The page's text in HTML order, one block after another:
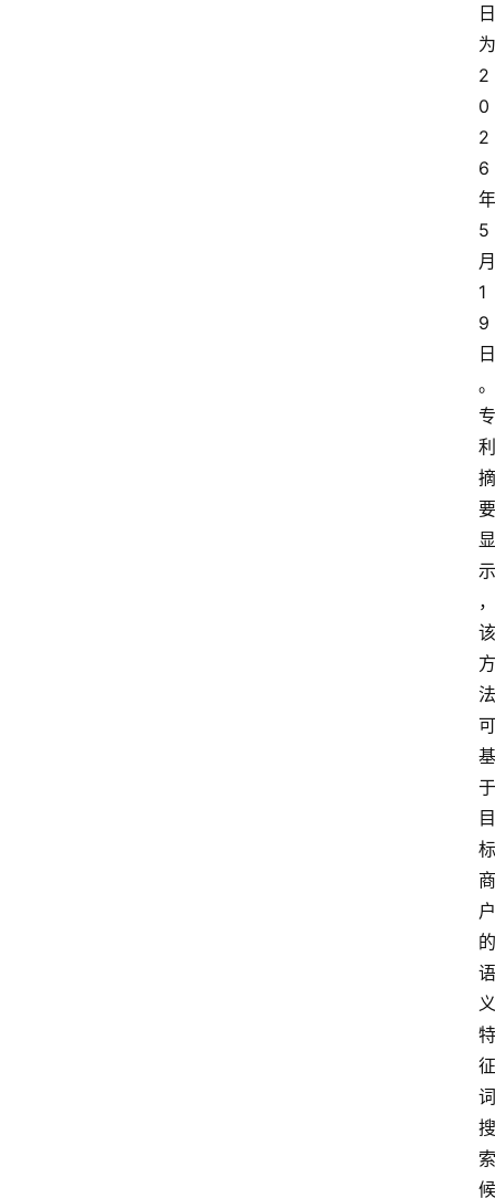
日
为
2
0
2
6
年
5
月
1
9
日
。
专
利
摘
要
显
示
，
该
方
法
可
基
于
目
标
商
户
的
语
义
特
征
词
搜
索
候